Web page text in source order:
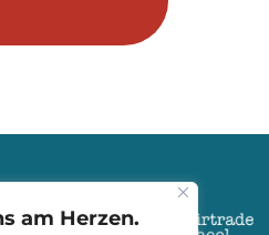
am Herzen.